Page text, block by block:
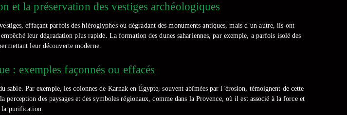
et la préservation des vestiges archéologiques
effaçant parfois des hiéroglyphes ou dégradant des monuments antiques, mais d’un autre, ils ont
leur dégradation plus rapide. La formation des dunes sahariennes, par exemple, a parfois isolé des
leur découverte moderne.
: exemples façonnés ou effacés
Par exemple, les colonnes de Karnak en Égypte, souvent abîmées par l’érosion, témoignent de cette
des paysages et des symboles régionaux, comme dans la Provence, où il est associé à la force et
la purification.